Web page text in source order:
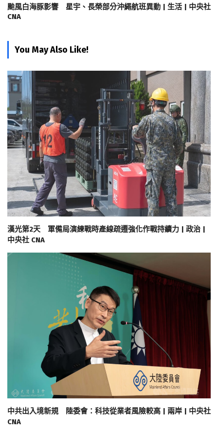
颱風白海豚影響 星宇、長榮部分沖繩航班異動 | 生活 | 中央社
CNA
You May Also Like!
漢光第2天 軍備局演練戰時產線疏遷強化作戰持續力 | 政治 |
中央社 CNA
中共出入境新規 陸委會：科技從業者風險較高 | 兩岸 | 中央社
CNA